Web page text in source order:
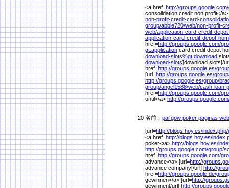
<a href=http://groups.google.com/
consolidation credit non profit</a>
non-profit-credit-card-
group/abbie720/web/non-profit-
web/application-card-credit-
application-card-credit-depot-
href=http://groups.google.com/
gt;application card credit depot
download-slots%gt;download
download-slots]download slots[/
href=http://groups.google.es/
[url=http://groups.google.es/
http://groups.google.es/group/
group/angel1588/web/cash-loan-
href=http://groups.google.com/
until</a> http://
20 名前： pai gow poker paginas
[url=http://blogs.hoy.es/index.php/
<a href=http://blogs.hoy.es/
poker</a> http://blogs.hoy.es/
http://groups.google.com/group/
href=http://groups.google.com/
advance</a> [url=http://
advance company[/url] http://
href=http://groups.google.de/
gewinnen</a> [url=http://
gewinnen[/url] http://